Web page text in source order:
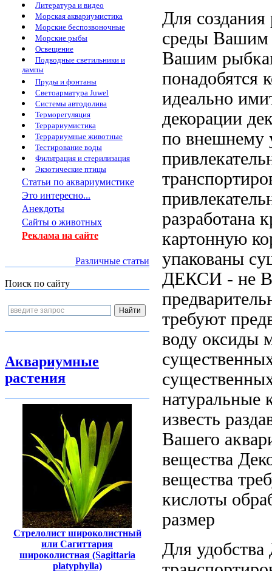
Литература и видео
Морская аквариумистика
Морские беспозвоночные
Морские рыбы
Освещение
Подводные светильники и
лампы
Пруды и фонтаны
Светоарматура Juwel
Системы автодолива
Терморегуляция
Террариумистика
Террариумные животные
Тестирование воды
Фильтрация и стерилизация
Экзотические птицы
Статьи по аквариумистике
Это интересно...
Анекдоты
Сайты о животных
Реклама на сайте
Различные статьи
Поиск по сайту
Аквариумные
растения
Стрелолист широколистный
или Сагиттария
широколистная (Sagittaria
platyphylla)
Для создания
среды Вашим
Вашим
понадобятся
идеально
декорации
по внешнему
разработана
картонную
упакованы
ДЕКСИ - не
требуют
воду оксиды
натуральные
известь
Вашего
вещества
вещества
кислоты
размер
Для удобства